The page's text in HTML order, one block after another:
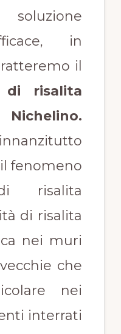
in
il
di risalita
fenomeno
risalita
di risalita
nei muri
che
nei
interrati